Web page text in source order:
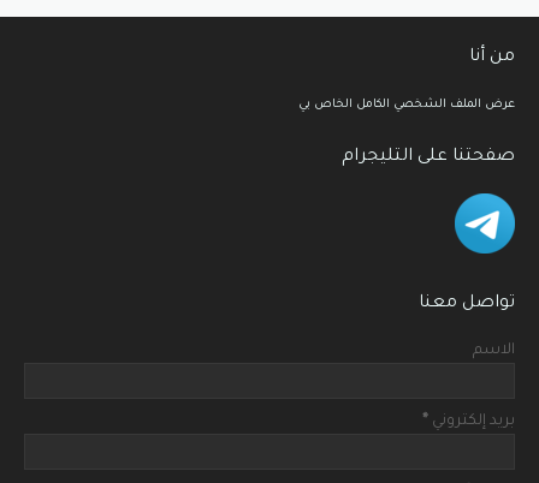
من أنا
عرض الملف الشخصي الكامل الخاص بي
صفحتنا على التليجرام
تواصل معنا
الاسم
بريد إلكتروني *